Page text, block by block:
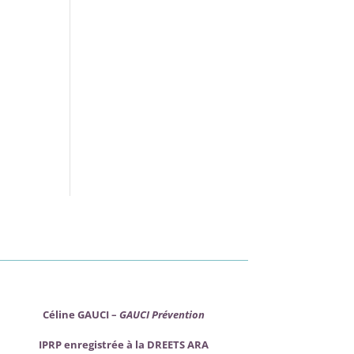
Céline GAUCI –GAUCI Prévention
IPRP enregistrée à la DREETS ARA